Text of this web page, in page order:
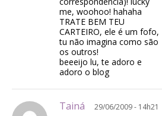
me, woohoo! hahaha
TRATE BEM TEU
CARTEIRO, ele é um fofo,
tu não imagina como são
os outros!
beeeijo lu, te adoro e
adoro o blog
Tainá 29/06/2009 - 14h21